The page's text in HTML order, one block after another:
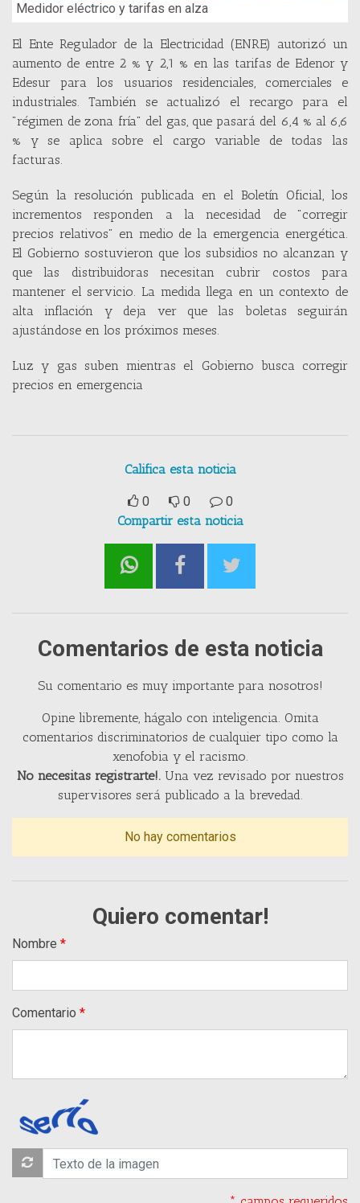
Medidor eléctrico y tarifas en alza
El Ente Regulador de la Electricidad (ENRE) autorizó un
aumento de entre 2 % y 2,1 % en las tarifas de Edenor y
Edesur para los usuarios residenciales, comerciales e
industriales. También se actualizó el recargo para el
"régimen de zona fría" del gas, que pasará del 6,4 % al 6,6
% y se aplica sobre el cargo variable de todas las
facturas.
Según la resolución publicada en el Boletín Oficial, los
incrementos responden a la necesidad de "corregir
precios relativos" en medio de la emergencia energética.
El Gobierno sostuvieron que los subsidios no alcanzan y
que las distribuidoras necesitan cubrir costos para
mantener el servicio. La medida llega en un contexto de
alta inflación y deja ver que las boletas seguirán
ajustándose en los próximos meses.
Luz y gas suben mientras el Gobierno busca corregir
precios en emergencia
Califica esta noticia
0 0
0
Compartir esta noticia
Comentarios de esta noticia
Su comentario es muy importante para nosotros!
Opine libremente, hágalo con inteligencia. Omita
comentarios discriminatorios de cualquier tipo como la
xenofobia y el racismo.
No necesitas registrarte!.Una vez revisado por nuestros
supervisores será publicado a la brevedad.
No hay comentarios
Quiero comentar!
Nombre
Comentario